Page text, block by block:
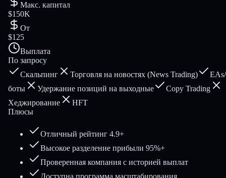
Макс. капитал
$150K
От
$125
Выплата
По запросу
Скальпинг
Торговля на новостях (News Trading)
EAs/
боты
Удержание позиций на выходные
Copy Trading
Хеджирование
HFT
Плюсы
Отличный рейтинг 4.9+
Высокое разделение прибыли 95%+
Проверенная компания с историей выплат